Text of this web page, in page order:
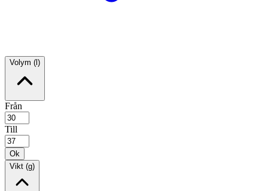
Volym (l)
Från
Till
Ok
Vikt (g)